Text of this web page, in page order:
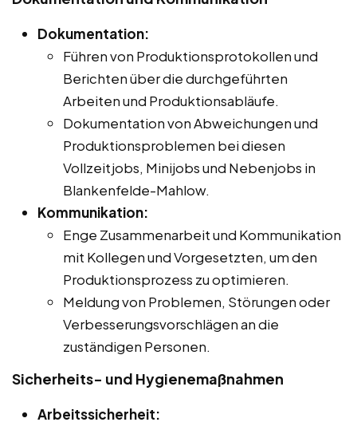
Dokumentation:
Führen von Produktionsprotokollen und
Berichten über die durchgeführten
Arbeiten und Produktionsabläufe.
Dokumentation von Abweichungen und
Produktionsproblemen bei diesen
Vollzeitjobs, Minijobs und Nebenjobs in
Blankenfelde-Mahlow.
Kommunikation:
Enge Zusammenarbeit und Kommunikation
mit Kollegen und Vorgesetzten, um den
Produktionsprozess zu optimieren.
Meldung von Problemen, Störungen oder
Verbesserungsvorschlägen an die
zuständigen Personen.
Sicherheits- und Hygienemaßnahmen
Arbeitssicherheit: